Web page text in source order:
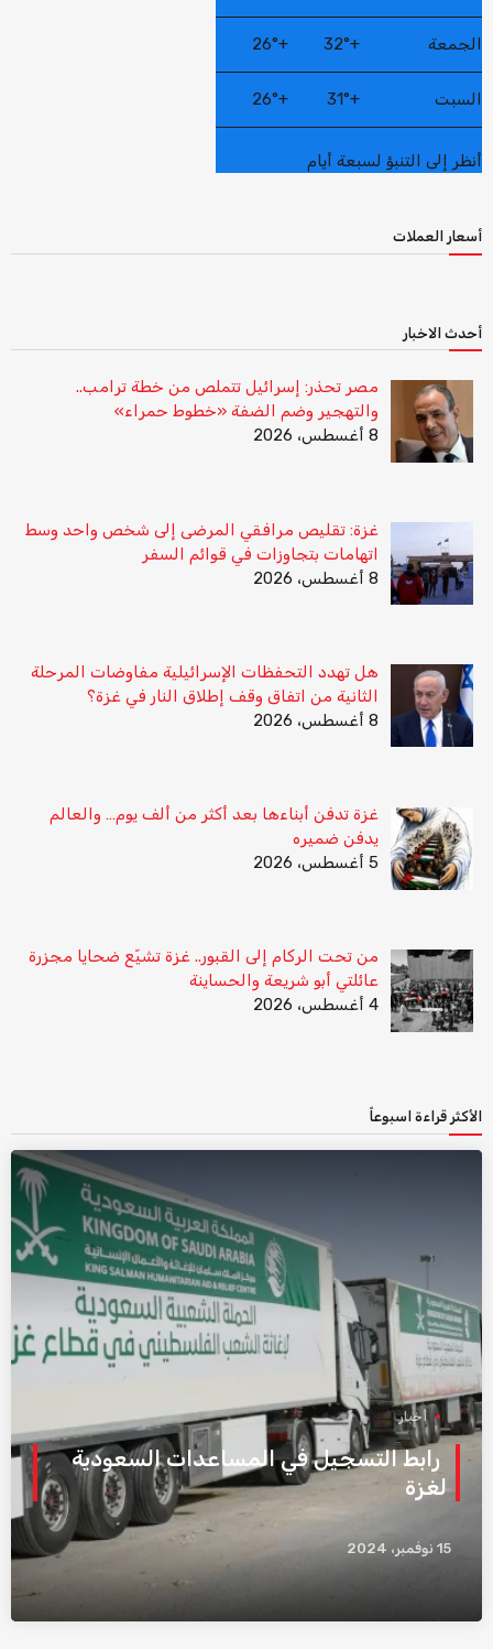
الجمعة +
32°
+
26°
السبت +
31°
+
26°
أنظر إلى التنبؤ لسبعة أيام
أسعار العملات
أحدث الاخبار
مصر تحذر: إسرائيل تتملص من خطة ترامب..
والتهجير وضم الضفة «خطوط حمراء»
8 أغسطس، 2026
غزة: تقليص مرافقي المرضى إلى شخص واحد وسط
اتهامات بتجاوزات في قوائم السفر
8 أغسطس، 2026
هل تهدد التحفظات الإسرائيلية مفاوضات المرحلة
الثانية من اتفاق وقف إطلاق النار في غزة؟
8 أغسطس، 2026
غزة تدفن أبناءها بعد أكثر من ألف يوم… والعالم
يدفن ضميره
5 أغسطس، 2026
من تحت الركام إلى القبور.. غزة تشيّع ضحايا مجزرة
عائلتي أبو شريعة والحساينة
4 أغسطس، 2026
الأكثر قراءة اسبوعاً
أخبار
رابط التسجيل في المساعدات السعودية
لغزة
15 نوفمبر، 2024